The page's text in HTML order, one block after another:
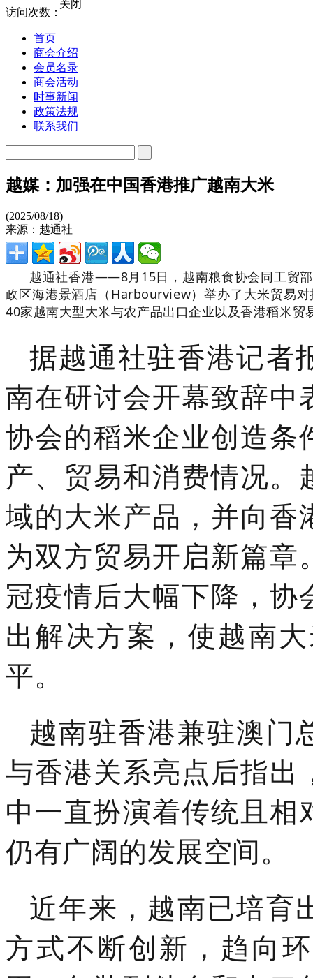
访问次数：
首页
商会介绍
会员名录
商会活动
时事新闻
政策法规
联系我们
越媒：加强在中国香港推广越南大米
(2025/08/18)
来源：越通社
越通社香港——8月15日，越南粮食协会同工贸
政区海港景酒店（Harbourview）举办了大米贸易
40家越南大型大米与农产品出口企业以及香港稻米贸
据越通社驻香港记者
南在研讨会开幕致辞中
协会的稻米企业创造条
产、贸易和消费情况
域的大米产品，并向香
为双方贸易开启新篇
冠疫情后大幅下降，
出解决方案，使越南
平。
越南驻香港兼驻澳门
与香港关系亮点后指出
中一直扮演着传统且
仍有广阔的发展空间。
近年来，越南已培育
方式不断创新，趋向
关闭